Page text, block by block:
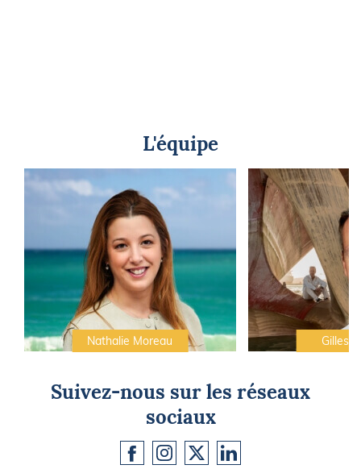
L'équipe
Nathalie Moreau Gilles
Suivez-nous sur les réseaux
sociaux